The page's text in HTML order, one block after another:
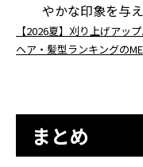
やかな印象を与
【2026夏】刈り上げアッ
ヘア・髪型ランキングの
まとめ